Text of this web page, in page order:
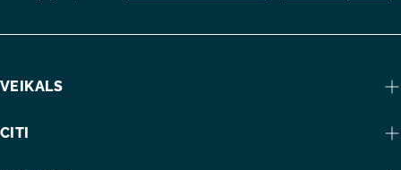
VEIKALS
CITI